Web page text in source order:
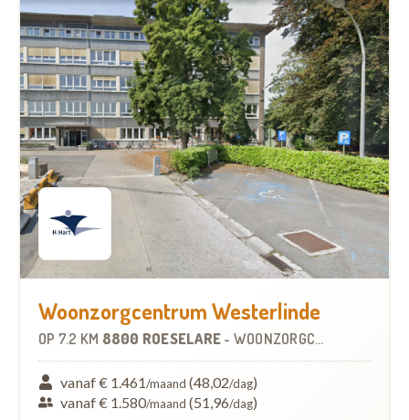
Woonzorgcentrum Westerlinde
OP 7.2 KM 8800 ROESELARE - WOONZORGCENTRUM (WZC)
vanaf € 1.461/maand (48,02/dag)
vanaf € 1.580/maand (51,96/dag)